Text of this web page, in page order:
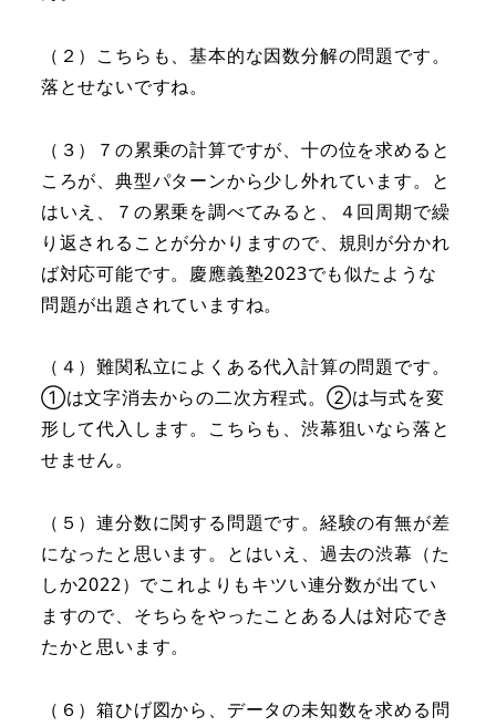
（２）こちらも、基本的な因数分解の問題です。
落とせないですね。
（３）７の累乗の計算ですが、十の位を求めると
ころが、典型パターンから少し外れています。と
はいえ、７の累乗を調べてみると、４回周期で繰
り返されることが分かりますので、規則が分かれ
ば対応可能です。慶應義塾2023でも似たような
問題が出題されていますね。
（４）難関私立によくある代入計算の問題です。
①は文字消去からの二次方程式。②は与式を変
形して代入します。こちらも、渋幕狙いなら落と
せません。
（５）連分数に関する問題です。経験の有無が差
になったと思います。とはいえ、過去の渋幕（た
しか2022）でこれよりもキツい連分数が出てい
ますので、そちらをやったことある人は対応でき
たかと思います。
（６）箱ひげ図から、データの未知数を求める問